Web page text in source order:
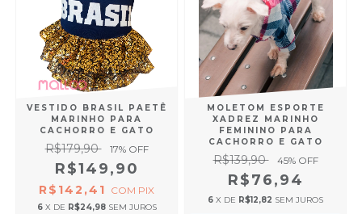
VESTIDO BRASIL PAETÊ
MARINHO PARA
CACHORRO E GATO
R$179,90 17% OFF
R$149,90
R$142,41 COM PIX
6 X DE R$24,98 SEM JUROS
MOLETOM ESPORTE
XADREZ MARINHO
FEMININO PARA
CACHORRO E GATO
R$139,90 45% OFF
R$76,94
6 X DE R$12,82 SEM JUROS